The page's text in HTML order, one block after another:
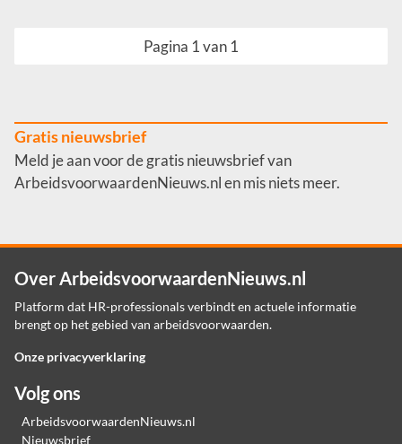
Pagina 1 van 1
Gratis nieuwsbrief
Meld je aan voor de gratis nieuwsbrief van
ArbeidsvoorwaardenNieuws.nl en mis niets meer.
Over ArbeidsvoorwaardenNieuws.nl
Platform dat HR-professionals verbindt en actuele informatie
brengt op het gebied van arbeidsvoorwaarden.
Onze privacyverklaring
Volg ons
ArbeidsvoorwaardenNieuws.nl
Nieuwsbrief